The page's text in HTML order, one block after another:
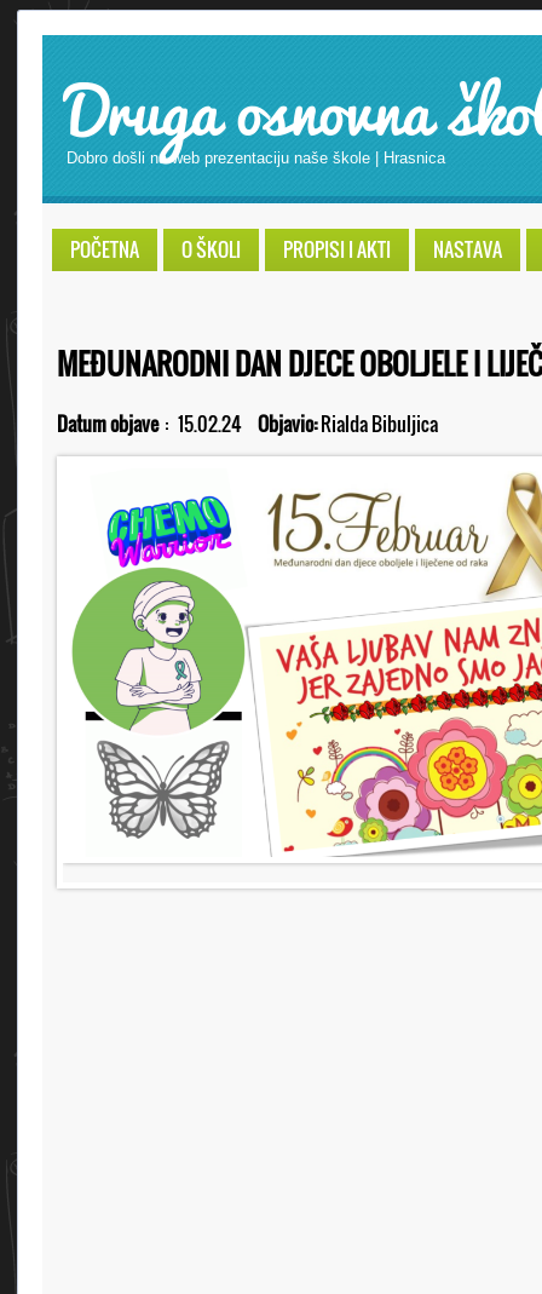
Druga osnovna
Dobro došli na web prezentaciju naše škole | Hrasnica
POČETNA O ŠKOLI PROPISI I AKTI NASTAVA
MEĐUNARODNI DAN DJECE OBOLJELE I
Datum objave : 15.02.24 Objavio:Rialda Bibuljica